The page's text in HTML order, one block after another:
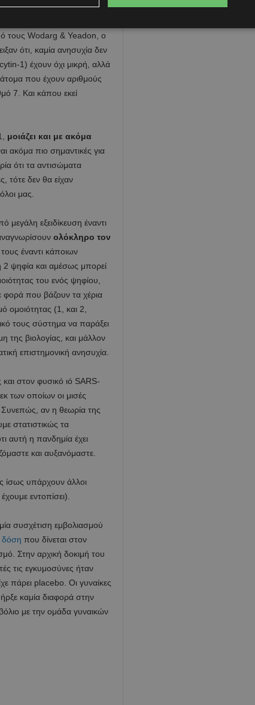
2 κουμπιών.Είναι ένας
ονομάζεται). Στο
τους Wodarg & Yeadon, o
ότι, καμία ανησυχία δεν
1) έχουν όχι μικρή, αλλά
άτομα που έχουν αριθμούς
7. Και κάπου εκεί
μοιάζει και με ακόμα
ακόμα πιο σημαντικές για
ότι τα αντισώματα
τότε δεν θα είχαν
μας.
μεγάλη εξειδίκευση έναντι
ολόκληρο τον
έναντι κάποιων
ψηφία και αμέσως μπορεί
του ενός ψηφίου,
φορά που βάζουν τα χέρια
ομοιότητας (1, και 2,
τους σύστημα να παράξει
της βιολογίας, και μάλλον
επιστημονική ανησυχία.
στον φυσικό ιό SARS-
των οποίων οι μισές
Συνεπώς, αν η θεωρία της
στατιστικώς τα
αυτή η πανδημία έχει
και αυξανόμαστε.
ίσως υπάρχουν άλλοι
εντοπίσει).
συσχέτιση εμβολιασμού
δόση που δίνεται στον
Στην αρχική δοκιμή του
τις εγκυμοσύνες ήταν
πάρει placebo. Οι γυναίκες
καμία διαφορά στην
με την ομάδα γυναικών